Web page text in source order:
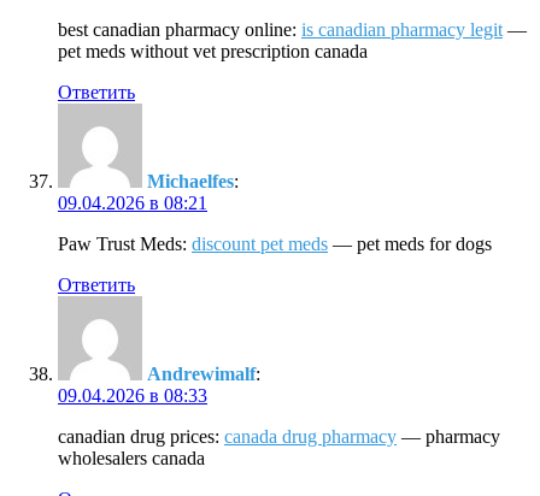
best canadian pharmacy online: is canadian pharmacy legit —
pet meds without vet prescription canada
Ответить
Michaelfes:
09.04.2026 в 08:21
Paw Trust Meds: discount pet meds — pet meds for dogs
Ответить
Andrewimalf:
09.04.2026 в 08:33
canadian drug prices: canada drug pharmacy — pharmacy
wholesalers canada